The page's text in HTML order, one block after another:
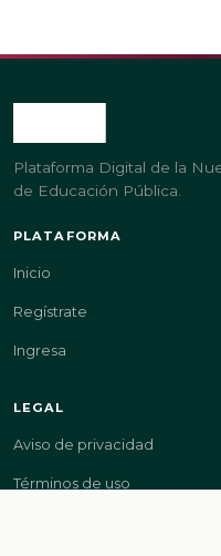
Plataforma Digital de la
de Educación Pública.
PLATAFORMA
Inicio
Regístrate
Ingresa
LEGAL
Aviso de privacidad
Términos de uso